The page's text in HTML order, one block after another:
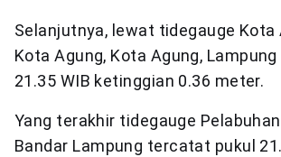
Selanjutnya, lewat tidegauge Kota
Kota Agung, Kota Agung,
21.35 WIB ketinggian 0.36 meter.
Yang terakhir tidegauge
Bandar Lampung tercatat pukul